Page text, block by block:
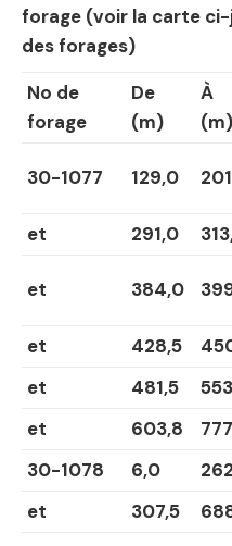
forage (voir la carte
des forages)
No de
forage
De
(m)
À
(m)
30-1077 129,0
et 291,0
et 384,0
et 428,5
et
481,5
et
603,8
30-1078
6,0
et
307,5